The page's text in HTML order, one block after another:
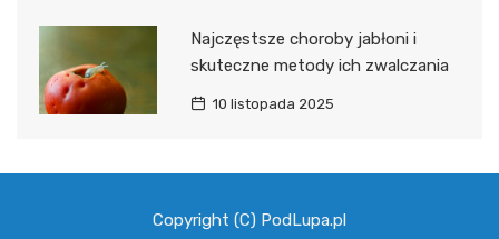
Najczęstsze choroby jabłoni i
skuteczne metody ich zwalczania
10 listopada 2025
Copyright (C) PodLupa.pl